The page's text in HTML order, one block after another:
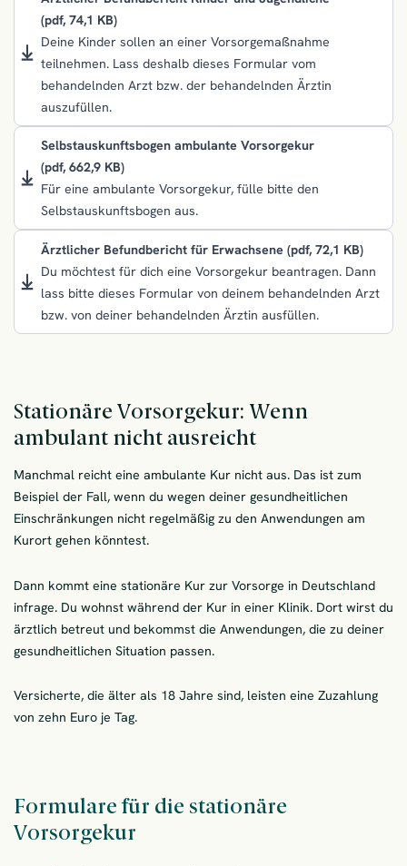
(pdf, 74,1 KB)
Deine Kinder sollen an einer Vorsorgemaßnahme
teilnehmen. Lass deshalb dieses Formular vom
behandelnden Arzt bzw. der behandelnden Ärztin
auszufüllen.
Selbstauskunftsbogen ambulante Vorsorgekur
(pdf, 662,9 KB)
Für eine ambulante Vorsorgekur, fülle bitte den
Selbstauskunftsbogen aus.
Ärztlicher Befundbericht für Erwachsene (pdf, 72,1 KB)
Du möchtest für dich eine Vorsorgekur beantragen. Dann
lass bitte dieses Formular von deinem behandelnden Arzt
bzw. von deiner behandelnden Ärztin ausfüllen.
Stationäre Vorsorgekur: Wenn
ambulant nicht ausreicht
Manchmal reicht eine ambulante Kur nicht aus. Das ist zum
Beispiel der Fall, wenn du wegen deiner gesundheitlichen
Einschränkungen nicht regelmäßig zu den Anwendungen am
Kurort gehen könntest.
Dann kommt eine stationäre Kur zur Vorsorge in Deutschland
infrage. Du wohnst während der Kur in einer Klinik. Dort wirst du
ärztlich betreut und bekommst die Anwendungen, die zu deiner
gesundheitlichen Situation passen.
Versicherte, die älter als 18 Jahre sind, leisten eine Zuzahlung
von zehn Euro je Tag.
Formulare für die stationäre
Vorsorgekur